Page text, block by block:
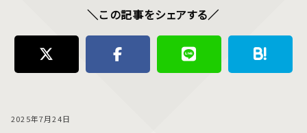
＼この記事をシェアする／
2025年7月24日